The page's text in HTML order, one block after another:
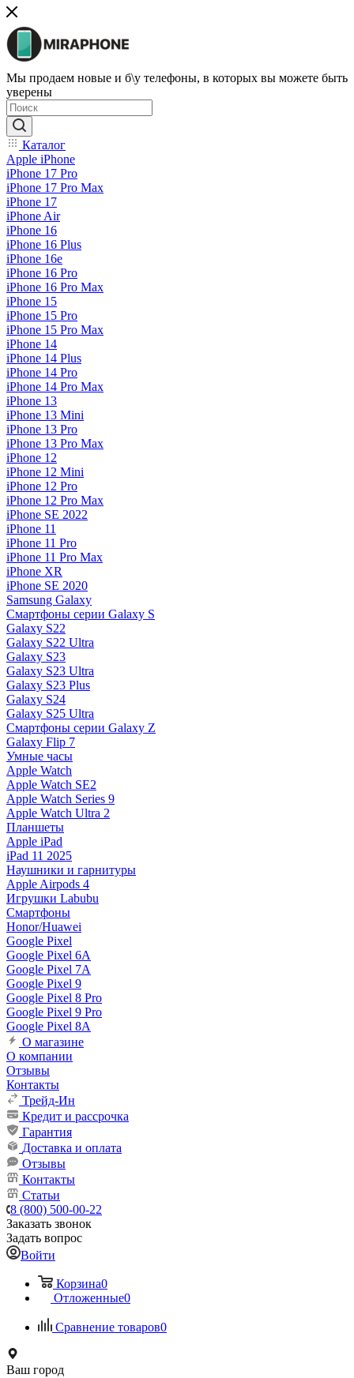
Мы продаем новые и б\у телефоны, в которых вы можете быть
уверены
Каталог
Apple iPhone
iPhone 17 Pro
iPhone 17 Pro Max
iPhone 17
iPhone Air
iPhone 16
iPhone 16 Plus
iPhone 16e
iPhone 16 Pro
iPhone 16 Pro Max
iPhone 15
iPhone 15 Pro
iPhone 15 Pro Max
iPhone 14
iPhone 14 Plus
iPhone 14 Pro
iPhone 14 Pro Max
iPhone 13
iPhone 13 Mini
iPhone 13 Pro
iPhone 13 Pro Max
iPhone 12
iPhone 12 Mini
iPhone 12 Pro
iPhone 12 Pro Max
iPhone SE 2022
iPhone 11
iPhone 11 Pro
iPhone 11 Pro Max
iPhone XR
iPhone SE 2020
Samsung Galaxy
Смартфоны серии Galaxy S
Galaxy S22
Galaxy S22 Ultra
Galaxy S23
Galaxy S23 Ultra
Galaxy S23 Plus
Galaxy S24
Galaxy S25 Ultra
Смартфоны серии Galaxy Z
Galaxy Flip 7
Умные часы
Apple Watch
Apple Watch SE2
Apple Watch Series 9
Apple Watch Ultra 2
Планшеты
Apple iPad
iPad 11 2025
Наушники и гарнитуры
Apple Airpods 4
Игрушки Labubu
Смартфоны
Honor/Huawei
Google Pixel
Google Pixel 6A
Google Pixel 7А
Google Pixel 9
Google Pixel 8 Pro
Google Pixel 9 Pro
Google Pixel 8A
О магазине
О компании
Отзывы
Контакты
Трейд-Ин
Кредит и рассрочка
Гарантия
Доставка и оплата
Отзывы
Контакты
Статьи
8 (800) 500-00-22
Заказать звонок
Задать вопрос
Войти
Корзина0
Отложенные0
Сравнение товаров0
Ваш город